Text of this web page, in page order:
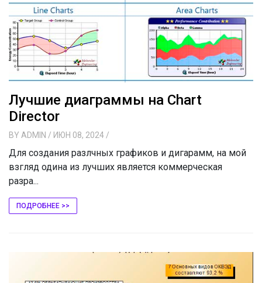
Лучшие диаграммы на Chart
Director
BY ADMIN / ИЮН 08, 2024 /
Для создания разлчных графиков и дигарамм, на мой
взгляд одина из лучших является коммерческая
разра...
ПОДРОБНЕЕ >>